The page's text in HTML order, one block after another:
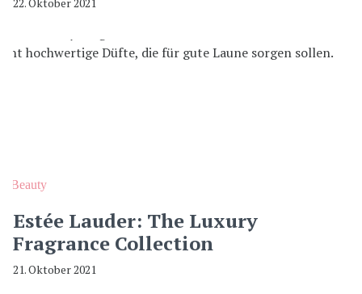
Beauty
Estée Lauder: The Luxury
Fragrance Collection
21. Oktober 2021